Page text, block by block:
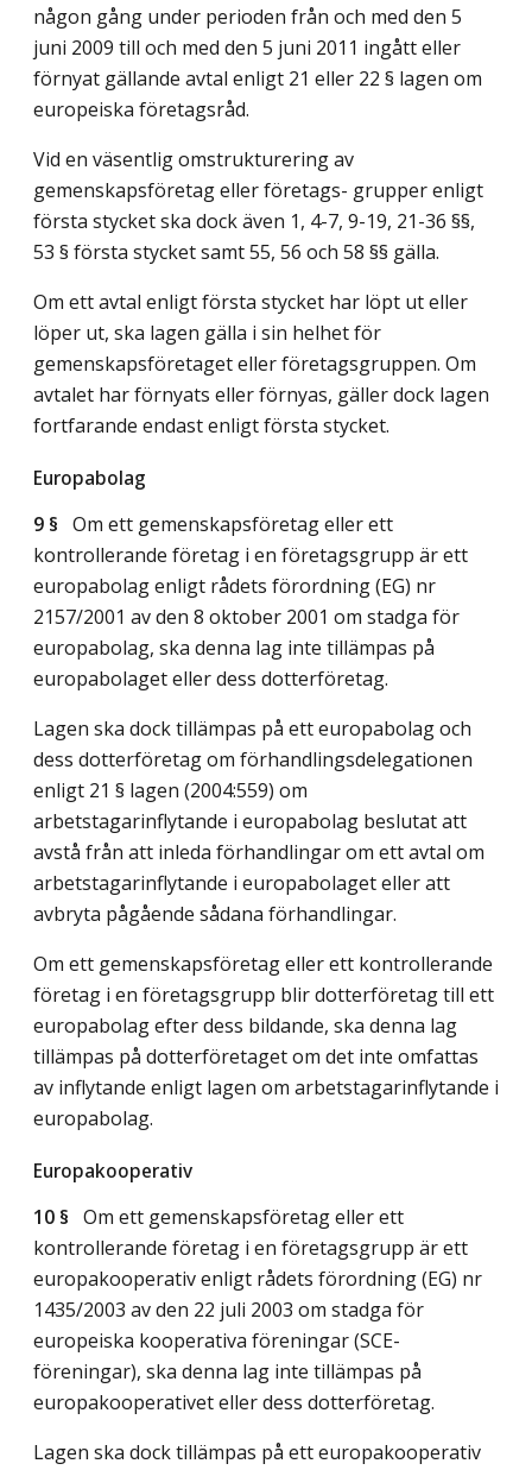
någon gång under perioden från och med den 5
juni 2009 till och med den 5 juni 2011 ingått eller
förnyat gällande avtal enligt 21 eller 22 § lagen om
europeiska företagsråd.
Vid en väsentlig omstrukturering av
gemenskapsföretag eller företags- grupper enligt
första stycket ska dock även 1, 4-7, 9-19, 21-36 §§,
53 § första stycket samt 55, 56 och 58 §§ gälla.
Om ett avtal enligt första stycket har löpt ut eller
löper ut, ska lagen gälla i sin helhet för
gemenskapsföretaget eller företagsgruppen. Om
avtalet har förnyats eller förnyas, gäller dock lagen
fortfarande endast enligt första stycket.
Europabolag
9 § Om ett gemenskapsföretag eller ett
kontrollerande företag i en företagsgrupp är ett
europabolag enligt rådets förordning (EG) nr
2157/2001 av den 8 oktober 2001 om stadga för
europabolag, ska denna lag inte tillämpas på
europabolaget eller dess dotterföretag.
Lagen ska dock tillämpas på ett europabolag och
dess dotterföretag om förhandlingsdelegationen
enligt 21 § lagen (2004:559) om
arbetstagarinflytande i europabolag beslutat att
avstå från att inleda förhandlingar om ett avtal om
arbetstagarinflytande i europabolaget eller att
avbryta pågående sådana förhandlingar.
Om ett gemenskapsföretag eller ett kontrollerande
företag i en företagsgrupp blir dotterföretag till ett
europabolag efter dess bildande, ska denna lag
tillämpas på dotterföretaget om det inte omfattas
av inflytande enligt lagen om arbetstagarinflytande i
europabolag.
Europakooperativ
10 § Om ett gemenskapsföretag eller ett
kontrollerande företag i en företagsgrupp är ett
europakooperativ enligt rådets förordning (EG) nr
1435/2003 av den 22 juli 2003 om stadga för
europeiska kooperativa föreningar (SCE-
föreningar), ska denna lag inte tillämpas på
europakooperativet eller dess dotterföretag.
Lagen ska dock tillämpas på ett europakooperativ